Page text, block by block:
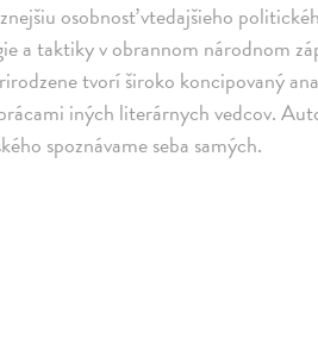
osobnosť vtedajšieho
a taktiky v obrannom národnom
tvorí široko koncipovaný
iných literárnych vedcov.
spoznávame seba samých.